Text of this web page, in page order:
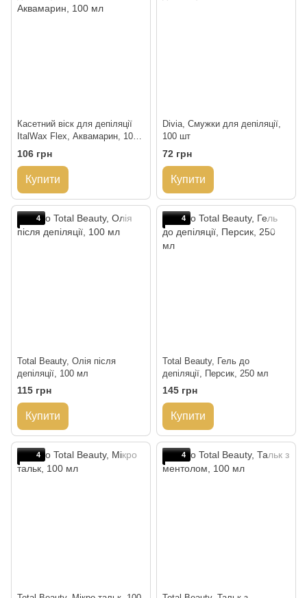
Касетний віск для депіляції
ItalWax Flex, Аквамарин, 100
мл
106 грн
Купити
Divia, Смужки для депіляції,
100 шт
72 грн
Купити
4
Total Beauty, Олія після
депіляції, 100 мл
115 грн
Купити
4
Total Beauty, Гель до
депіляції, Персик, 250 мл
145 грн
Купити
4 4